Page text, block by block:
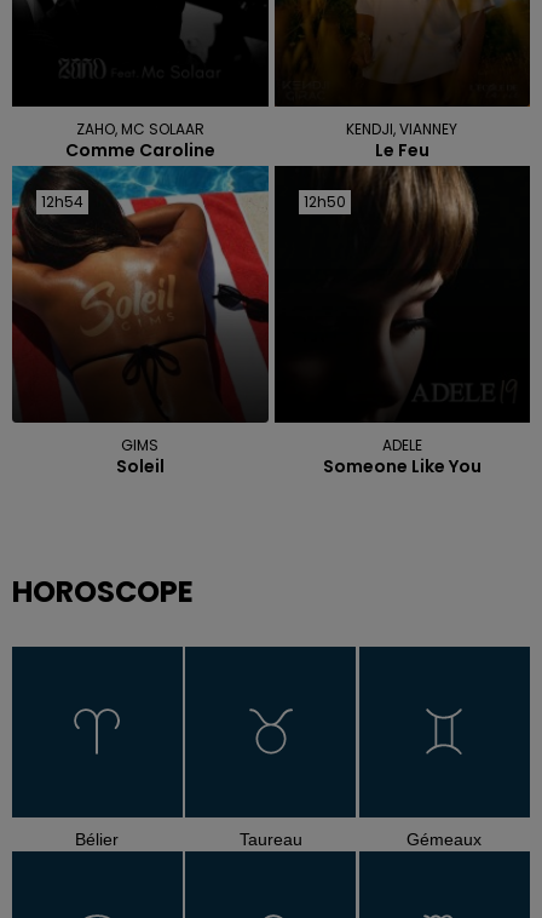
ZAHO, MC SOLAAR
Comme Caroline
KENDJI, VIANNEY
Le Feu
12h54
12h54
GIMS
Soleil
12h50
12h50
ADELE
Someone Like You
HOROSCOPE
Bélier Taureau Gémeaux